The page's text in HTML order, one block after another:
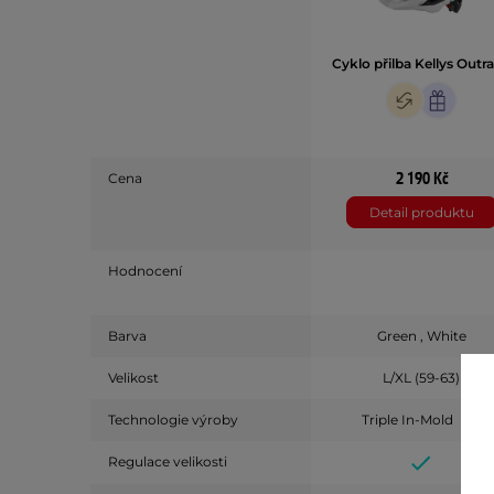
Cyklo přilba Kellys
Cena 2 190 Kč
Detail produktu
Hodnocení
Barva Green , White
Velikost L/XL (59-63)
Technologie výroby Triple In-Mold
Regulace velikosti